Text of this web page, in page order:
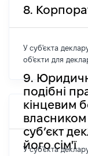
8.
У суб'єкта
об'єкти для
9.
подібні
кінцевим
суб’єкт
його сім'ї
У суб'єкта